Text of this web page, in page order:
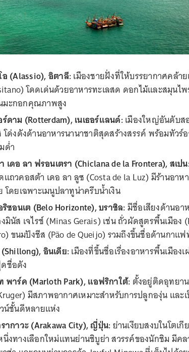
อ (Alassio), อิตาลี:เมืองชายฝั่งที่ให้บรรยากาศคล้าย
โดดเด่นด้วยอาหารทะเลสด ดอกไม้และสมุนไ
มะกอกคุณภาพสูง
ดาม (Rotterdam), เนเธอร์แลนด์:เมืองใหญ่อันดับส
โด่งดังด้านอาหารนานาชาติสุดสร้างสรรค์ พร้อมทัวร์
ด่ำ
เดอ ลา ฟรอนเตรา (Chiclana de la Frontera), สเป
ถวคอสต้า เดอ ลา ลูซ (Costa de la Luz) มีร้านอาห
โดยเฉพาะเมนูปลาทูน่าครีบน้ำเงิน
ริซอนเต (Belo Horizonte), บราซิล:มีชื่อเสียงด้านอา
มินัส เจไรช์ (Minas Gerais) เช่น ถั่วผัดสูตรพื้นเมือง
ขนมปังชีส (Pão de Queijo) รวมถึงขึ้นชื่อด้านกาแ
อินเดีย:เมืองที่ขึ้นชื่อเรื่องอาหารพื้นเมือง
ชื่อดัง
พาร์ค (Marloth Park), แอฟริกาใต้: ตั้งอยู่ติดอุทยา
มีสภาพอากาศเหมาะสำหรับการปลูกองุ่น และ
น์ชั้นดีหลายแห่ง
ากาวะ (Arakawa City), ญี่ปุ่น:ย่านเงียบสงบในโตเ
นึ่งทางเลือกใหม่แทนย่านชิบูย่า สวรรค์ของนักชิม มีค